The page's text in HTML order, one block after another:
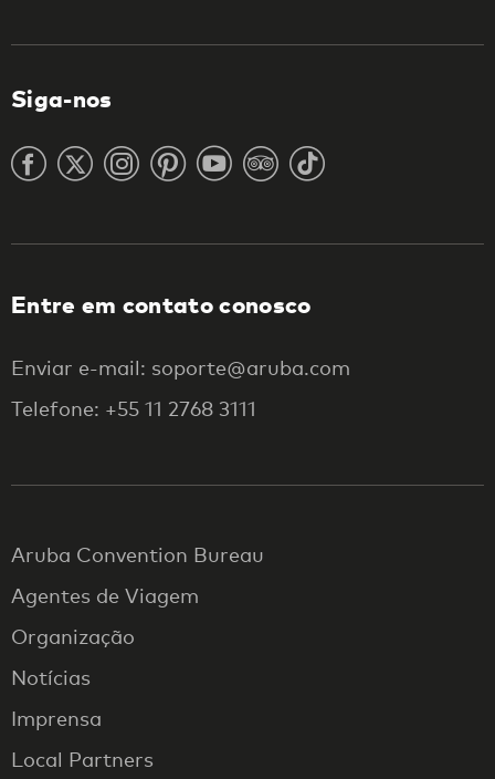
Siga-nos
Entre em contato conosco
Enviar e-mail: soporte@aruba.com
Telefone: +55 11 2768 3111
Aruba Convention Bureau
Agentes de Viagem
Organização
Notícias
Imprensa
Local Partners